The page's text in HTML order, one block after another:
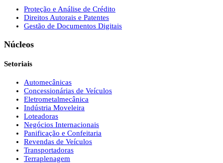
Proteção e Análise de Crédito
Direitos Autorais e Patentes
Gestão de Documentos Digitais
Núcleos
Setoriais
Automecânicas
Concessionárias de Veículos
Eletrometalmecânica
Indústria Moveleira
Loteadoras
Negócios Internacionais
Panificação e Confeitaria
Revendas de Veículos
Transportadoras
Terraplenagem